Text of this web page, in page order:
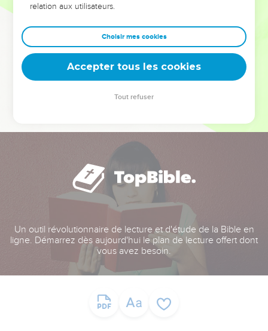
Dans cette conférence, leaders, entrepreneurs, et responsables
clés pour avancer avec plus de sagesse afin que leurs erreurs
deviennent vos tremplins. Que vous guidiez un ministère, une
équipe, un groupe ou une famille, leur expérience est faite
Un outil révolutionnaire de lecture et d'étude de la Bible en
ligne. Démarrez dès aujourd'hui le plan de lecture offert dont
vous avez besoin.
relation aux utilisateurs.
Choisir mes cookies
Accepter tous les cookies
Tout refuser